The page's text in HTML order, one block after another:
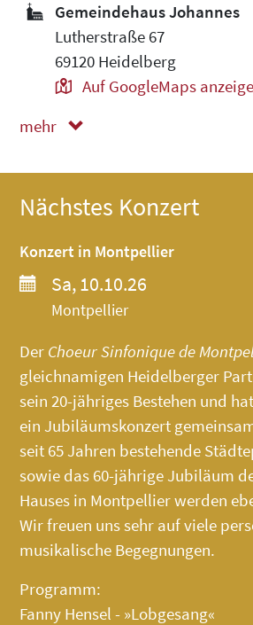
Gemeindehaus Johannes
Lutherstraße 67
69120 Heidelberg
Auf GoogleMaps
mehr
Nächstes Konzert
Konzert in Montpellier
Sa, 10.10.26
Montpellier
Der Choeur Sinfonique de
gleichnamigen Heidelberger
sein 20-jähriges Bestehen und
ein Jubiläumskonzert
seit 65 Jahren bestehende
sowie das 60-jährige Jubiläum
Hauses in Montpellier werden
Wir freuen uns sehr auf viele
musikalische Begegnungen.
Programm:
Fanny Hensel - »Lobgesang«